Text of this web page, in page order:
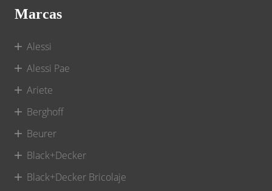
Marcas
Alessi
Alessi Pae
Ariete
Berghoff
Beurer
Black+Decker
Black+Decker Bricolaje